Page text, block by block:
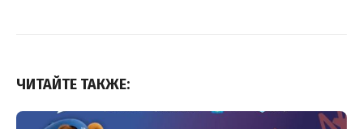
ЧИТАЙТЕ ТАКЖЕ: